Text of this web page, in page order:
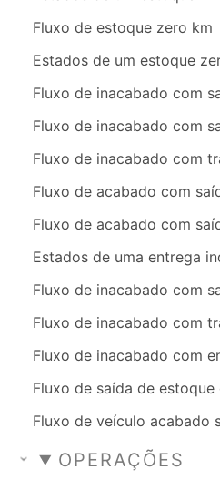
Fluxo de estoque zero km
Estados de um estoque
Fluxo de inacabado com
Fluxo de inacabado com
Fluxo de inacabado com
Fluxo de acabado com
Fluxo de acabado com
Estados de uma entrega
Fluxo de inacabado com
Fluxo de inacabado com
Fluxo de inacabado com
Fluxo de saída de
Fluxo de veículo acabado
OPERAÇÕES